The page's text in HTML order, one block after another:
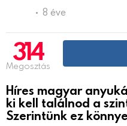
8 éve
314
Megosztás
Híres magyar
ki kell találnod a
Szerintünk ez